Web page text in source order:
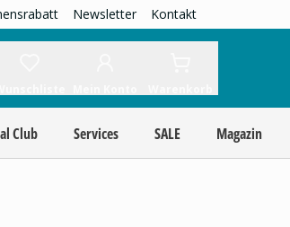
Newsletter Kontakt
Club Services SALE Magazin